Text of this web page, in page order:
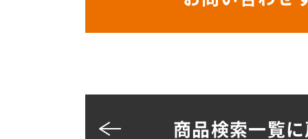
商品検索一覧